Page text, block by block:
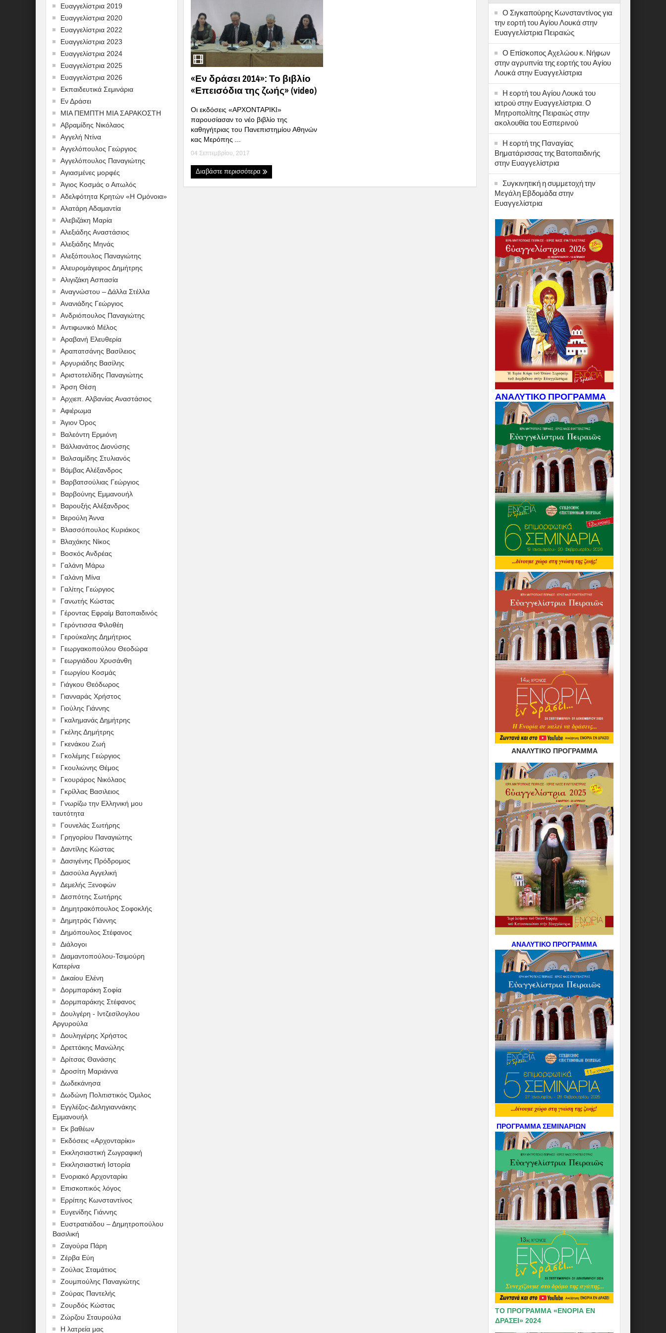
Ευαγγελίστρια 2019
Ευαγγελίστρια 2020
Ευαγγελίστρια 2022
Ευαγγελίστρια 2023
Ευαγγελίστρια 2024
Ευαγγελίστρια 2025
Ευαγγελίστρια 2026
Εκπαιδευτικά Σεμινάρια
Εν Δράσει
ΜΙΑ ΠΕΜΠΤΗ ΜΙΑ ΣΑΡΑΚΟΣΤΗ
Αβραμίδης Νικόλαος
Αγγελή Ντίνα
Αγγελόπουλος Γεώργιος
Αγγελόπουλος Παναγιώτης
Αγιασμένες μορφές
Άγιος Κοσμάς ο Αιτωλός
Αδελφότητα Κρητών «Η Ομόνοια»
Αλατάρη Αδαμαντία
Αλεβιζάκη Μαρία
Αλεξιάδης Αναστάσιος
Αλεξιάδης Μηνάς
Αλεξόπουλος Παναγιώτης
Αλευρομάγειρος Δημήτρης
Αλιγιζάκη Ασπασία
Αναγνώστου – Δάλλα Στέλλα
Ανανιάδης Γεώργιος
Ανδριόπουλος Παναγιώτης
Αντιφωνικό Μέλος
Αραβανή Ελευθερία
Αραπατσάνης Βασίλειος
Αργυριάδης Βασίλης
Αριστοτελίδης Παναγιώτης
Άρση Θέση
Αρχιεπ. Αλβανίας Αναστάσιος
Αφιέρωμα
Άγιον Όρος
Βαλεόντη Ερμιόνη
Βάλλιανάτος Διονύσης
Βαλσαμίδης Στυλιανός
Βάμβας Αλέξανδρος
Βαρβατσούλιας Γεώργιος
Βαρβούνης Εμμανουήλ
Βαρουξής Αλέξανδρος
Βερούλη Άννα
Βλασσόπουλος Κυριάκος
Βλαχάκης Νίκος
Βοσκός Ανδρέας
Γαλάνη Μάρω
Γαλάνη Μίνα
Γαλίτης Γεώργιος
Γανωτής Κώστας
Γέροντας Εφραίμ Βατοπαιδινός
Γερόντισσα Φιλοθέη
Γερούκαλης Δημήτριος
Γεωργακοπούλου Θεοδώρα
Γεωργιάδου Χρυσάνθη
Γεωργίου Κοσμάς
Γιάγκου Θεόδωρος
Γιανναράς Χρήστος
Γιούλης Γιάννης
Γκαλημανάς Δημήτρης
Γκέλης Δημήτρης
Γκενάκου Ζωή
Γκολέμης Γεώργιος
Γκουλιώνης Θέμος
Γκουράρος Νικόλαος
Γκρίλλας Βασιλειος
Γνωρίζω την Ελληνική μου
ταυτότητα
Γουνελάς Σωτήρης
Γρηγορίου Παναγιώτης
Δαντίλης Κώστας
Δασιγένης Πρόδρομος
Δασούλα Αγγελική
Δεμελής Ξενοφών
Δεσπότης Σωτήρης
Δημητρακόπουλος Σοφοκλής
Δημητράς Γιάννης
Δημόπουλος Στέφανος
Διάλογοι
Διαμαντοπούλου-Τσιμούρη
Κατερίνα
Δικαίου Ελένη
Δορμπαράκη Σοφία
Δορμπαράκης Στέφανος
Δουλγέρη - Ιντζεσίλογλου
Αργυρούλα
Δουληγέρης Χρήστος
Δρεττάκης Μανώλης
Δρίτσας Θανάσης
Δροσίτη Μαριάννα
Δωδεκάνησα
Δωδώνη Πολιτιστικός Όμιλος
Εγγλέζος-Δεληγιαννάκης
Εμμανουήλ
Εκ βαθέων
Εκδόσεις «Αρχονταρίκι»
Εκκλησιαστική Ζωγραφική
Εκκλησιαστική Ιστορία
Ενοριακό Αρχονταρίκι
Επισκοπικός λόγος
Ερρίπης Κωνσταντίνος
Ευγενίδης Γιάννης
Ευστρατιάδου – Δημητροπούλου
Βασιλική
Ζαγούρα Πάρη
Ζέρβα Εύη
Ζούλας Σταμάτιος
Ζουμπούλης Παναγιώτης
Ζούρας Παντελής
Ζουρδός Κώστας
Ζώρζου Σταυρούλα
Η λατρεία μας
«Εν δράσει 2014»: Το βιβλίο
«Επεισόδια της ζωής» (video)
Οι εκδόσεις «ΑΡΧΟΝΤΑΡΙΚΙ»
παρουσίασαν το νέο βιβλίο της
καθηγήτριας του Πανεπιστημίου Αθηνών
κας Μερόπης ...
04 Σεπτεμβρίου, 2017
Διαβάστε περισσότερα
Ο Σιγκαπούρης Κωνσταντίνος για
την εορτή του Αγίου Λουκά στην
Ευαγγελίστρια Πειραιώς
Ο Επίσκοπος Αχελώου κ. Νήφων
στην αγρυπνία της εορτής του Αγίου
Λουκά στην Ευαγγελίστρια
Η εορτή του Αγίου Λουκά του
ιατρού στην Ευαγγελίστρια. Ο
Μητροπολίτης Πειραιώς στην
ακολουθία του Εσπερινού
Η εορτή της Παναγίας
Βηματάρισσας της Βατοπαιδινής
στην Ευαγγελίστρια
Συγκινητική η συμμετοχή την
Μεγάλη Εβδομάδα στην
Ευαγγελίστρια
ΑΝΑΛΥΤΙΚΟ ΠΡΟΓΡΑΜΜΑ
ΑΝΑΛΥΤΙΚΟ ΠΡΟΓΡΑΜΜΑ
ΑΝΑΛΥΤΙΚΟ ΠΡΟΓΡΑΜΜΑ
ΠΡΟΓΡΑΜΜΑ ΣΕΜΙΝΑΡΙΩΝ
ΤΟ ΠΡΟΓΡΑΜΜΑ «ΕΝΟΡΙΑ ΕΝ
ΔΡΑΣΕΙ» 2024